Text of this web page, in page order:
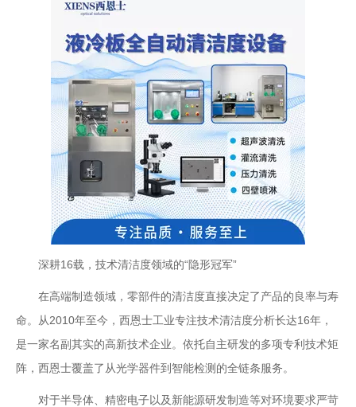
深耕16载，技术清洁度领域的“隐形冠军”
在高端制造领域，零部件的清洁度直接决定了产品的良率与寿
命。从2010年至今，西恩士工业专注技术清洁度分析长达16年，
是一家名副其实的高新技术企业。依托自主研发的多项专利技术矩
阵，西恩士覆盖了从光学器件到智能检测的全链条服务。
对于半导体、精密电子以及新能源研发制造等对环境要求严苛